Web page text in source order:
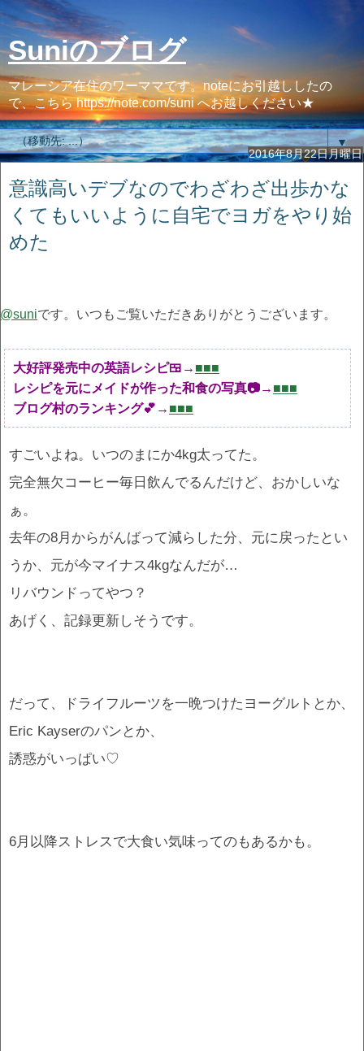
Suniのブログ
マレーシア在住のワーママです。noteにお引越ししたの
で、こちら https://note.com/suni へお越しください★
▼
2016年8月22日月曜日
意識高いデブなのでわざわざ出歩かな
くてもいいように自宅でヨガをやり始
めた
@suniです。いつもご覧いただきありがとうございます。
大好評発売中の英語レシピ🍱→ ■■■
レシピを元にメイドが作った和食の写真📷→ ■■■
ブログ村のランキング💕→ ■■■
すごいよね。いつのまにか4kg太ってた。
完全無欠コーヒー毎日飲んでるんだけど、おかしいな
ぁ。
去年の8月からがんばって減らした分、元に戻ったとい
うか、元が今マイナス4kgなんだが…
リバウンドってやつ？
あげく、記録更新しそうです。
だって、ドライフルーツを一晩つけたヨーグルトとか、
Eric Kayserのパンとか、
誘惑がいっぱい♡
6月以降ストレスで大食い気味ってのもあるかも。